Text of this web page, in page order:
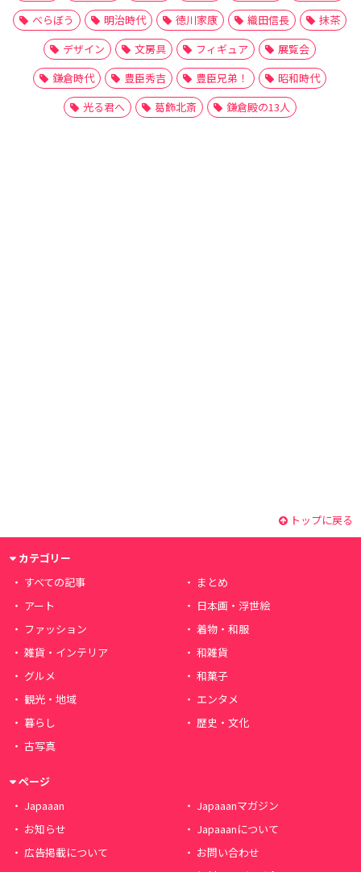
べらぼう
明治時代 徳川家康 織田信長
抹茶
デザイン
文房具 フィギュア
展覧会
鎌倉時代
豊臣秀吉 豊臣兄弟！
昭和時代
光る君へ
葛飾北斎 鎌倉殿の13人
トップに戻る
カテゴリー
すべての記事
まとめ
アート
日本画・浮世絵
ファッション
着物・和服
雑貨・インテリア
和雑貨
グルメ
和菓子
観光・地域
エンタメ
暮らし
歴史・文化
古写真
ページ
Japaaan
Japaaanマガジン
お知らせ
Japaaanについて
広告掲載について
お問い合わせ